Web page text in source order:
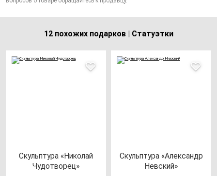
12 похожих подарков | Статуэтки
Скуль­пту­ра «Нико­лай
Чудот­во­рец»
Скуль­пту­ра «Алек­сандр
Нев­ский»